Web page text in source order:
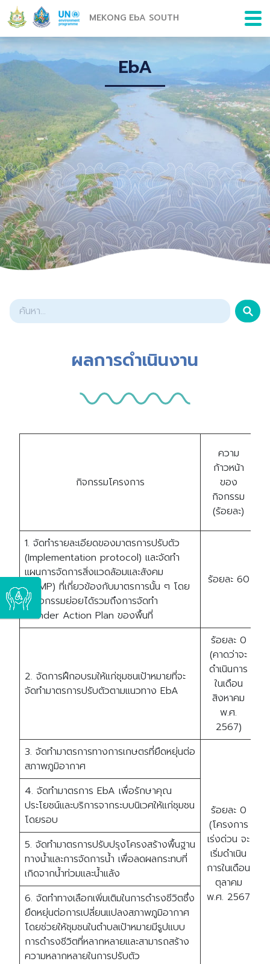
MEKONG EbA SOUTH
EbA
ผลการดำเนินงาน
กิจกรรมโครงการ
ความ
ก้าวหน้า
ของ
กิจกรรม
(ร้อยละ)
1. จัดทำรายละเอียดของมาตรการปรับตัว
(Implementation protocol) และจัดทำ
แผนการจัดการสิ่งแวดล้อมและสังคม
(ESMP) ที่เกี่ยวข้องกับมาตรการนั้น ๆ โดย
ในกิจกรรมย่อยได้รวมถึงการจัดทำ
Gender Action Plan ของพื้นที่
ร้อยละ 60
2. จัดการฝึกอบรมให้แก่ชุมชนเป้าหมายที่จะ
จัดทำมาตรการปรับตัวตามแนวทาง EbA
ร้อยละ 0
(คาดว่าจะ
ดำเนินการ
ในเดือน
สิงหาคม
พ.ศ.
2567)
3. จัดทำมาตรการทางการเกษตรที่ยืดหยุ่นต่อ
สภาพภูมิอากาศ
ร้อยละ 0
(โครงการ
เร่งด่วน จะ
เริ่มดำเนิน
การในเดือน
ตุลาคม
พ.ศ. 2567
4. จัดทำมาตรการ EbA เพื่อรักษาคุณ
ประโยชน์และบริการจากระบบนิเวศให้แก่ชุมชน
โดยรอบ
5. จัดทำมาตรการปรับปรุงโครงสร้างพื้นฐาน
ทางน้ำและการจัดการน้ำ เพื่อลดผลกระทบที่
เกิดจากน้ำท่วมและน้ำแล้ง
6. จัดทำทางเลือกเพิ่มเติมในการดำรงชีวิตซึ่ง
ยืดหยุ่นต่อการเปลี่ยนแปลงสภาพภูมิอากาศ
โดยช่วยให้ชุมชนในตำบลเป้าหมายมีรูปแบบ
การดำรงชีวิตที่หลากหลายและสามารถสร้าง
ความหลากหลายในการปรับตัว